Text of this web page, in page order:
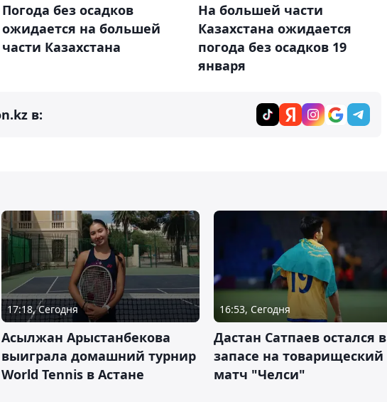
Погода без осадков
ожидается на большей
части Казахстана
На большей части
Казахстана ожидается
погода без осадков 19
января
в:
17:18, Сегодня
Асылжан Арыстанбекова
выиграла домашний турнир
World Tennis в Астане
16:53, Сегодня
Дастан Сатпаев остался в
запасе на товарищеский
матч "Челси"